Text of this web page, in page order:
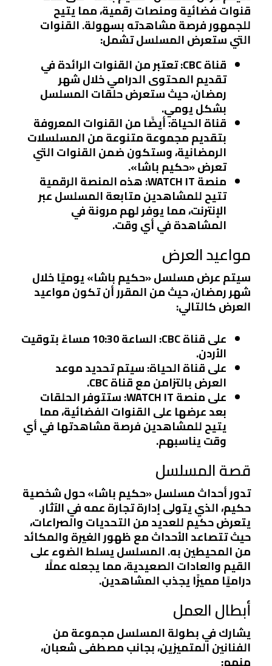
قنوات فضائية ومنصات رقمية، مما يتيح
للجمهور فرصة مشاهدته بسهولة. القنوات
التي ستعرض المسلسل تشمل:
قناة CBC
: تعتبر من القنوات الرائدة في
تقديم المحتوى الدرامي خلال شهر
رمضان، حيث ستعرض حلقات المسلسل
بشكل يومي.
قناة الحياة: أيضًا من القنوات المعروفة
بتقديم مجموعة متنوعة من المسلسلات
الرمضانية، وستكون ضمن القنوات التي
تعرض «حكيم باشا».
منصة WATCH IT : هذه المنصة الرقمية
تتيح للمشاهدين متابعة المسلسل عبر
الإنترنت، مما يوفر لهم مرونة في
المشاهدة في أي وقت.
مواعيد العرض
سيتم عرض مسلسل «حكيم باشا» يوميًا خلال
شهر رمضان، حيث من المقرر أن تكون مواعيد
العرض كالتالي:
على قناة CBC
: الساعة 10:30 مساءً بتوقيت
الأردن.
على قناة الحياة: سيتم تحديد موعد
العرض بالتزامن مع قناة CBC.
على منصة WATCH IT : ستتوفر الحلقات
بعد عرضها على القنوات الفضائية، مما
يتيح للمشاهدين فرصة مشاهدتها في أي
وقت يناسبهم.
قصة المسلسل
تدور أحداث مسلسل «حكيم باشا» حول شخصية
حكيم، الذي يتولى إدارة تجارة عمه في الآثار.
يتعرض حكيم للعديد من التحديات والصراعات،
حيث تتصاعد الأحداث مع ظهور الغيرة والمكائد
من المحيطين به. المسلسل يسلط الضوء على
القيم والعادات الصعيدية، مما يجعله عملًا
دراميًا مميزًا يجذب المشاهدين.
أبطال العمل
يشارك في بطولة المسلسل مجموعة من
الفنانين المتميزين، بجانب مصطفى شعبان،
منهم: